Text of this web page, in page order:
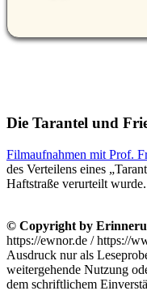
Die Tarantel und
Filmaufnahmen mit Prof.
des Verteilens eines
Haftstraße verurteilt wurde.
© Copyright by
https://ewnor.de / https://
Ausdruck nur als
weitergehende Nutzung
dem schriftlichem